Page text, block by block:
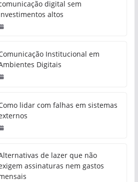
digital sem
altos
Institucional em
Digitais
lidar com falhas em sistemas
de lazer que não
assinaturas nem gastos